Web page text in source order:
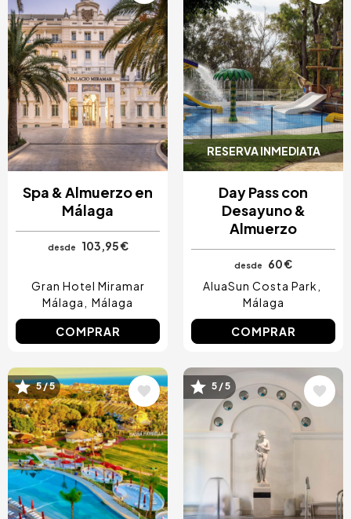
Spa & Almuerzo en
Málaga
desde 103,95 €
Gran Hotel Miramar
Málaga
Málaga
COMPRAR
RESERVA INMEDIATA
Day Pass con
Desayuno &
Almuerzo
desde
60 €
AluaSun Costa Park
Málaga
COMPRAR
Image
5 / 5 Image
5 / 5